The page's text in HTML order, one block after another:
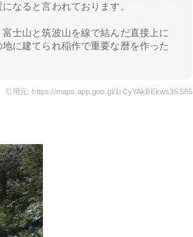
なると言われております。
士山と筑波山を線で結んだ直接上に
に建てられ稲作で重要な暦を作った
引用元: https://maps.app.goo.gl/1rCyYAkBEkws3SS86